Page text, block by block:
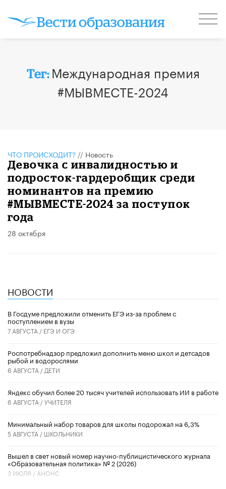
Тег: Международная премия
#МЫВМЕСТЕ-2024
ЧТО ПРОИСХОДИТ? // Новость
Девочка с инвалидностью и
подросток-гардеробщик среди
номинантов на премию
#МЫВМЕСТЕ-2024 за поступок
года
28 октября
НОВОСТИ
В Госдуме предложили отменить ЕГЭ из-за проблем с
поступлением в вузы
7 АВГУСТА / ЕГЭ И ОГЭ
Роспотребнадзор предложил дополнить меню школ и детсадов
рыбой и водорослями
6 АВГУСТА / ДЕТИ
​Яндекс обучил более 20 тысяч учителей использовать ИИ в работе
6 АВГУСТА /УЧИТЕЛЯ
Минимальный набор товаров для школы подорожал на 6,3%
5 АВГУСТА / ШКОЛЬНИКИ
Вышел в свет новый номер научно-публицистического журнала
«Образовательная политика» № 2 (2026)
3 ИЮЛЯ / АНОНС